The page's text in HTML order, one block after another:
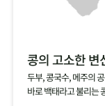
콩의 고소한 변
두부, 콩국수, 메주의
바로 백태라고 불리는